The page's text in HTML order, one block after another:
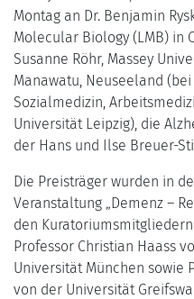
Montag an Dr. Benjamin
Molecular Biology (LMB) in
Susanne Röhr, Massey
Manawatu, Neuseeland
Sozialmedizin,
Universität Leipzig), die
der Hans und Ilse Breuer-
Die Preisträger wurden in
Veranstaltung „Demenz –
den
Professor Christian Haass
Universität München sowie
von der Universität